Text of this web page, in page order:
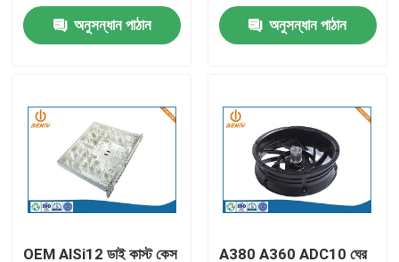
আমাদের সাথে যোগাযোগ করুন
অ্যালুমিনিয়াম ডাই ঢালাই
ইভি খুচরা যন্ত্রাংশ
CNC মেশিনিং যন্ত্রাংশ
অনুসন্ধান পাঠান অনুসন্ধান পাঠান
OEM AlSi12 ডাই কাস্ট কেস A380 A360 ADC10 ঘের